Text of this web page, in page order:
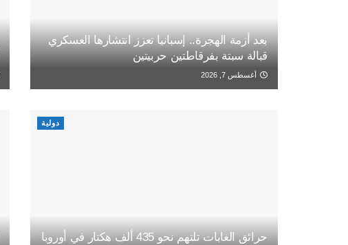
بعد أزمة الهجرة.. إسبانيا تعزز انتشارها العسكري
قبالة سبتة بفرقاطتين حربيتين
أغسطس 7, 2026
دولية
حرائق الغابات تلتهم نحو 435 ألف هكتار في أوروبا